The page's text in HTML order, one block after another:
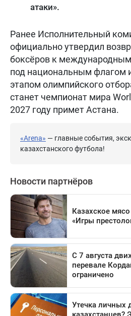
атаки».
Ранее Исполнительный
официально утвердил
боксёров к
под национальным флагом
этапом олимпийского
станет чемпионат мира
2027 году примет Астана.
«Arena» — главные события,
казахстанского футбола!